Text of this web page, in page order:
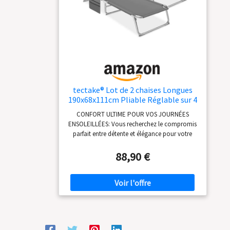
60 x 29 cm
tectake® Lot de 2 chaises Longues
190x68x111cm Pliable Réglable sur 4
Positions Résistante aux
intempéries Respirante avec Pare-
Soleil & Appui-tête Poignée de
Transport Jardin Camping – Gris
CONFORT ULTIME POUR VOS JOURNÉES
ENSOLEILLÉES: Vous recherchez le compromis
parfait entre détente et élégance pour votre
longues jardin extérieur vous offre une
expérience inégalée. Profitez d'un dossier
réglable sur quatre positions pour lire ou vous
reposer, tandis que le pare-soleil ajustable
protège vos yeux des éclats du soleil.
88,90 €